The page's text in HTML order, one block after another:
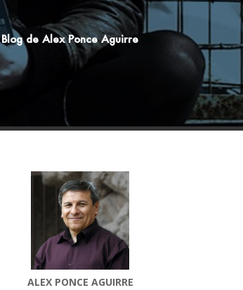
Blog de Alex Ponce Aguirre
ALEX PONCE AGUIRRE